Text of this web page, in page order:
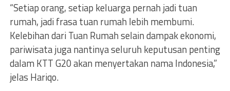
“Setiap orang, setiap keluarga pernah jadi tuan
rumah, jadi frasa tuan rumah lebih membumi.
Kelebihan dari Tuan Rumah selain dampak ekonomi,
pariwisata juga nantinya seluruh keputusan penting
dalam KTT G20 akan menyertakan nama Indonesia,”
jelas Hariqo.